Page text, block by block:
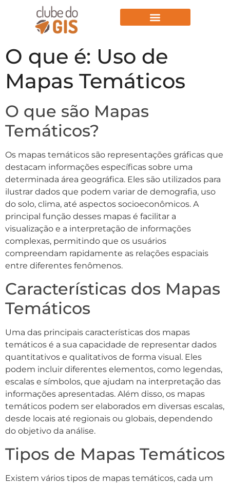
O que é: Uso de
Mapas Temáticos
O que são Mapas
Temáticos?
Os mapas temáticos são representações gráficas que
destacam informações específicas sobre uma
determinada área geográfica. Eles são utilizados para
ilustrar dados que podem variar de demografia, uso
do solo, clima, até aspectos socioeconômicos. A
principal função desses mapas é facilitar a
visualização e a interpretação de informações
complexas, permitindo que os usuários
compreendam rapidamente as relações espaciais
entre diferentes fenômenos.
Características dos Mapas
Temáticos
Uma das principais características dos mapas
temáticos é a sua capacidade de representar dados
quantitativos e qualitativos de forma visual. Eles
podem incluir diferentes elementos, como legendas,
escalas e símbolos, que ajudam na interpretação das
informações apresentadas. Além disso, os mapas
temáticos podem ser elaborados em diversas escalas,
desde locais até regionais ou globais, dependendo
do objetivo da análise.
Tipos de Mapas Temáticos
Existem vários tipos de mapas temáticos, cada um